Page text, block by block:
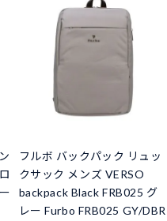
フルボ バックパック リュッ
クサック メンズ VERSO
backpack Black FRB025 グ
レー Furbo FRB025 GY/DBR